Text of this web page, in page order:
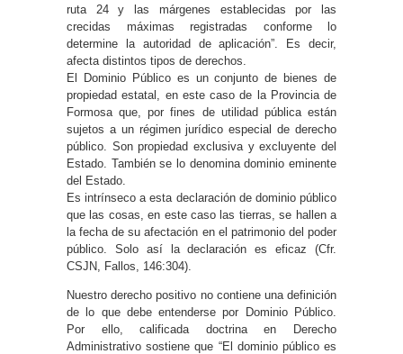
ruta 24 y las márgenes establecidas por las
crecidas máximas registradas conforme lo
determine la autoridad de aplicación”. Es decir,
afecta distintos tipos de derechos.
El Dominio Público es un conjunto de bienes de
propiedad estatal, en este caso de la Provincia de
Formosa que, por fines de utilidad pública están
sujetos a un régimen jurídico especial de derecho
público. Son propiedad exclusiva y excluyente del
Estado. También se lo denomina dominio eminente
del Estado.
Es intrínseco a esta declaración de dominio público
que las cosas, en este caso las tierras, se hallen a
la fecha de su afectación en el patrimonio del poder
público. Solo así la declaración es eficaz (Cfr.
CSJN, Fallos, 146:304).
Nuestro derecho positivo no contiene una definición
de lo que debe entenderse por Dominio Público.
Por ello, calificada doctrina en Derecho
Administrativo sostiene que “El dominio público es